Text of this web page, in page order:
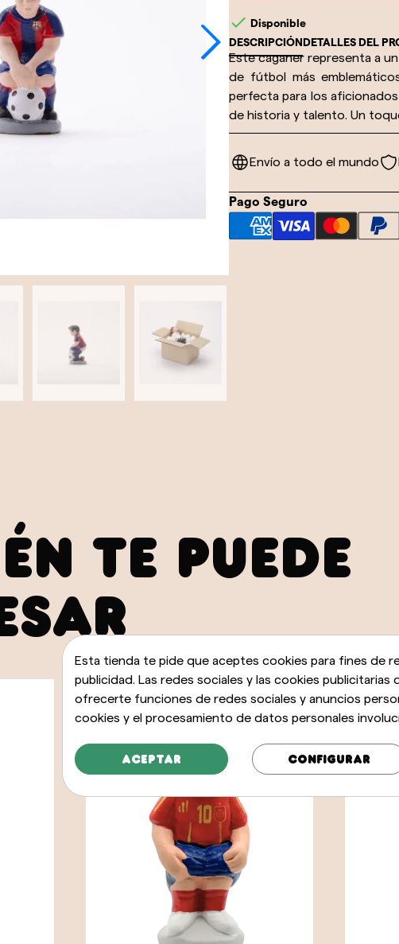
 Disponible
DESCRIPCIÓNDETALLES DEL
Este caganer representa a
de fútbol más
perfecta para los
de historia y talento. Un
Envío a todo el mundo
Pago Seguro
TE PUEDE
Esta tienda te pide que aceptes cookies para fines de
publicidad. Las redes sociales y las cookies publicitarias
ofrecerte funciones de redes sociales y anuncios
cookies y el procesamiento de datos personales
Aceptar Configurar